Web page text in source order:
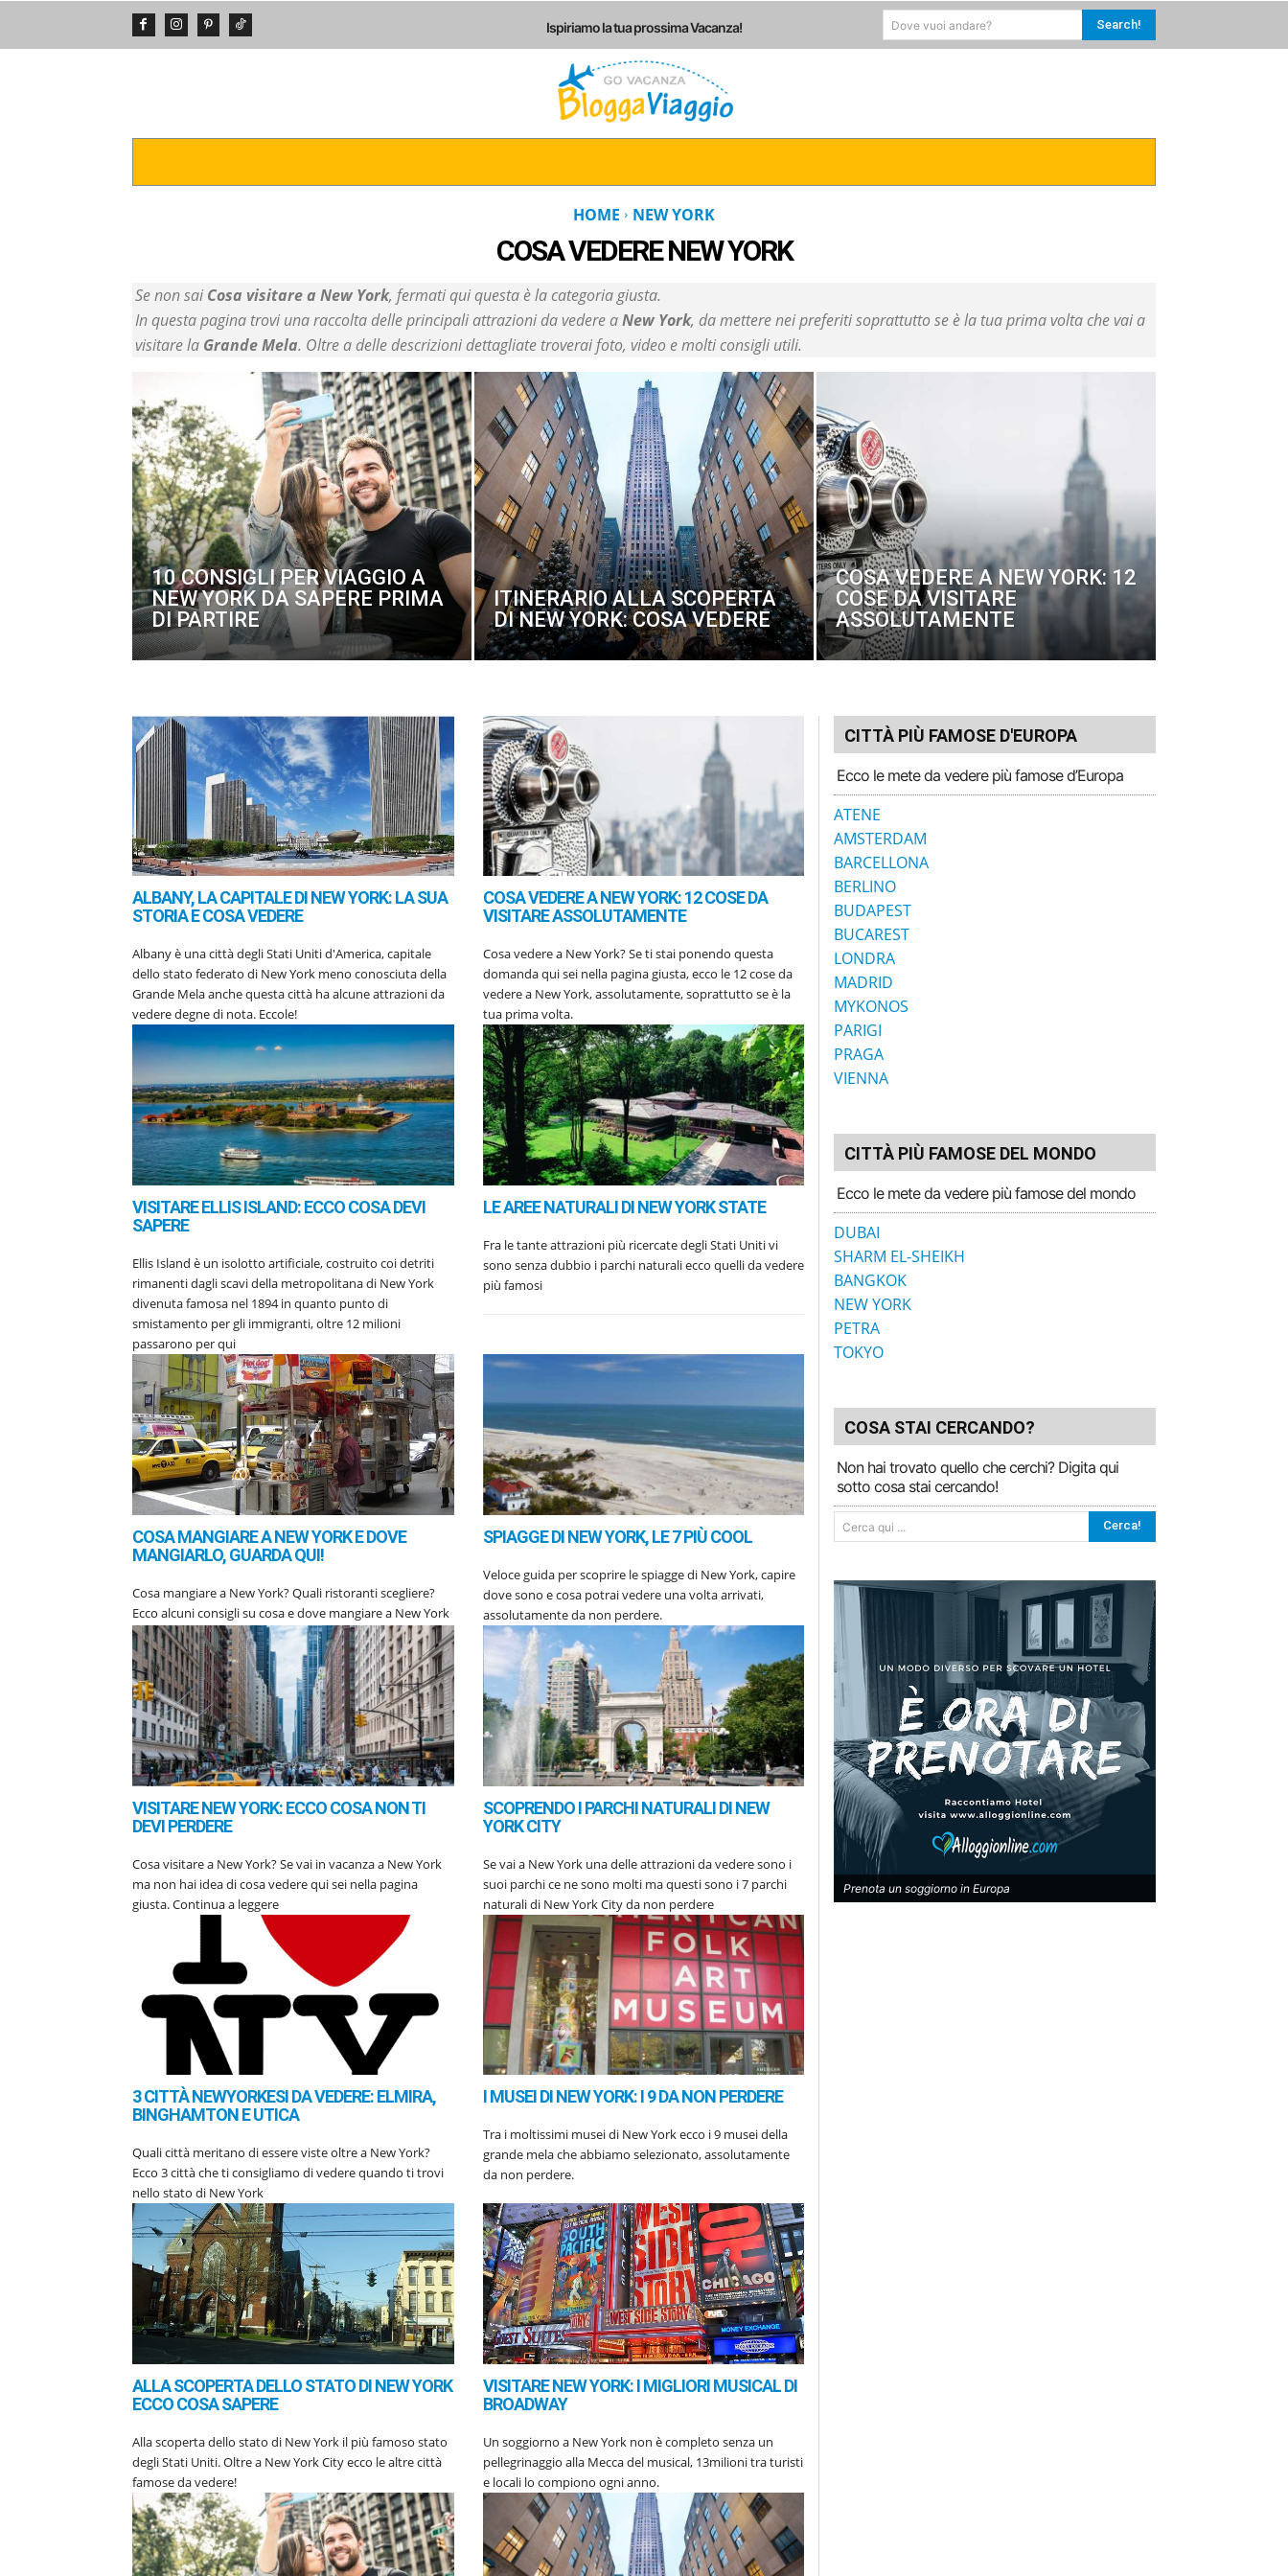
Ispiriamo la tua prossima Vacanza! Dove vuoi andare? Search!
HOME NEW YORK
COSA VEDERENEW YORK
Se non sai Cosa visitare a New York, fermati qui questa è la categoria giusta.
In questa pagina trovi una raccolta delle principali attrazioni da vedere aNew York, da mettere nei preferiti soprattutto se è la tua prima volta che vai a
visitare la Grande Mela. Oltre a delle descrizioni dettagliate troverai foto, video e molti consigli utili.
10 CONSIGLI PER VIAGGIO A
NEW YORK DA SAPERE PRIMA
DI PARTIRE
ITINERARIO ALLA SCOPERTA
DI NEW YORK: COSA VEDERE
COSA VEDERE A NEW YORK: 12
COSE DA VISITARE
ASSOLUTAMENTE
ALBANY, LA CAPITALE DI NEW YORK: LA SUA
STORIA E COSA VEDERE
Albany è una città degli Stati Uniti d'America, capitale
dello stato federato di New York meno conosciuta della
Grande Mela anche questa città ha alcune attrazioni da
vedere degne di nota. Eccole!
COSA VEDERE A NEW YORK: 12 COSE DA
VISITARE ASSOLUTAMENTE
Cosa vedere a New York? Se ti stai ponendo questa
domanda qui sei nella pagina giusta, ecco le 12 cose da
vedere a New York, assolutamente, soprattutto se è la
tua prima volta.
VISITARE ELLIS ISLAND: ECCO COSA DEVI
SAPERE
Ellis Island è un isolotto artificiale, costruito coi detriti
rimanenti dagli scavi della metropolitana di New York
divenuta famosa nel 1894 in quanto punto di
smistamento per gli immigranti, oltre 12 milioni
passarono per qui
LE AREE NATURALI DI NEW YORK STATE
Fra le tante attrazioni più ricercate degli Stati Uniti vi
sono senza dubbio i parchi naturali ecco quelli da vedere
più famosi
COSA MANGIARE A NEW YORK E DOVE
MANGIARLO, GUARDA QUI!
Cosa mangiare a New York? Quali ristoranti scegliere?
Ecco alcuni consigli su cosa e dove mangiare a New York
SPIAGGE DI NEW YORK, LE 7 PIÙ COOL
Veloce guida per scoprire le spiagge di New York, capire
dove sono e cosa potrai vedere una volta arrivati,
assolutamente da non perdere.
VISITARE NEW YORK: ECCO COSA NON TI
DEVI PERDERE
Cosa visitare a New York? Se vai in vacanza a New York
ma non hai idea di cosa vedere qui sei nella pagina
giusta. Continua a leggere
SCOPRENDO I PARCHI NATURALI DI NEW
YORK CITY
Se vai a New York una delle attrazioni da vedere sono i
suoi parchi ce ne sono molti ma questi sono i 7 parchi
naturali di New York City da non perdere
3 CITTÀ NEWYORKESI DA VEDERE: ELMIRA,
BINGHAMTON E UTICA
Quali città meritano di essere viste oltre a New York?
Ecco 3 città che ti consigliamo di vedere quando ti trovi
nello stato di New York
I MUSEI DI NEW YORK: I 9 DA NON PERDERE
Tra i moltissimi musei di New York ecco i 9 musei della
grande mela che abbiamo selezionato, assolutamente
da non perdere.
ALLA SCOPERTA DELLO STATO DI NEW YORK
ECCO COSA SAPERE
Alla scoperta dello stato di New York il più famoso stato
degli Stati Uniti. Oltre a New York City ecco le altre città
famose da vedere!
VISITARE NEW YORK: I MIGLIORI MUSICAL DI
BROADWAY
Un soggiorno a New York non è completo senza un
pellegrinaggio alla Mecca del musical, 13milioni tra turisti
e locali lo compiono ogni anno.
CITTÀ PIÙ FAMOSE D'EUROPA
Ecco le mete da vedere più famose d’Europa
ATENE
AMSTERDAM
BARCELLONA
BERLINO
BUDAPEST
BUCAREST
LONDRA
MADRID
MYKONOS
PARIGI
PRAGA
VIENNA
CITTÀ PIÙ FAMOSE DEL MONDO
Ecco le mete da vedere più famose del mondo
DUBAI
SHARM EL-SHEIKH
BANGKOK
NEW YORK
PETRA
TOKYO
COSA STAI CERCANDO?
Non hai trovato quello che cerchi? Digita qui
sotto cosa stai cercando!
Cerca qui ... Cerca!
Prenota un soggiorno in Europa